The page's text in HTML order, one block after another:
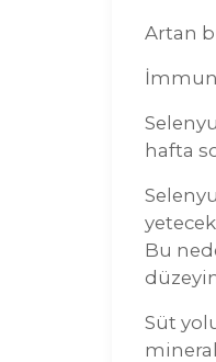
Artan
hafta
Bu
Süt